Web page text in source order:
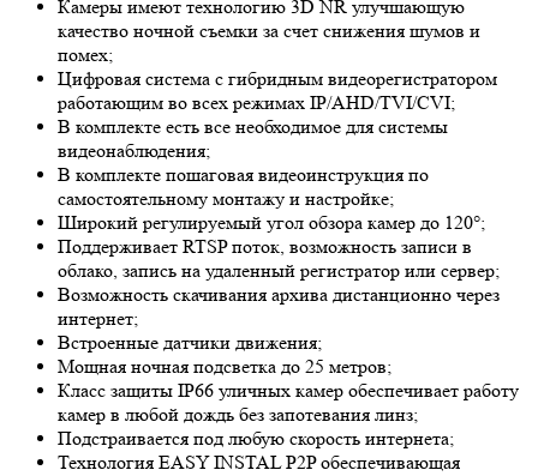
Камеры имеют технологию 3D NR улучшающую
качество ночной съемки за счет снижения шумов и
помех;
Цифровая система с гибридным видеорегистратором
работающим во всех режимах IP/AHD/TVI/CVI;
В комплекте есть все необходимое для системы
видеонаблюдения;
В комплекте пошаговая видеоинструкция по
самостоятельному монтажу и настройке;
Широкий регулируемый угол обзора камер до 120°;
Поддерживает RTSP поток, возможность записи в
облако, запись на удаленный регистратор или сервер;
Возможность скачивания архива дистанционно через
интернет;
Встроенные датчики движения;
Мощная ночная подсветка до 25 метров;
Класс защиты IP66 уличных камер обеспечивает работу
камер в любой дождь без запотевания линз;
Подстраивается под любую скорость интернета;
Технология EASY INSTAL P2P обеспечивающая